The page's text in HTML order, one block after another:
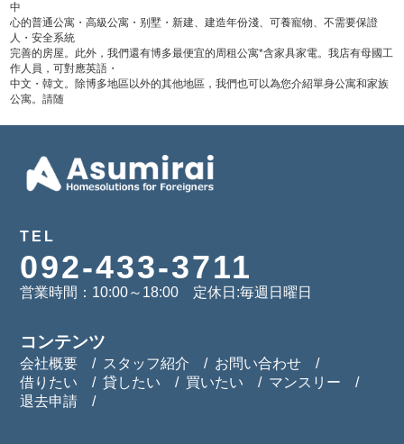
中
心的普通公寓・高級公寓・别墅・新建、建造年份淺、可養寵物、不需要保證
人・安全系統
完善的房屋。此外，我們還有博多最便宜的周租公寓*含家具家電。我店有母國工
作人員，可對應英語・
中文・韓文。除博多地區以外的其他地區，我們也可以為您介紹單身公寓和家族
公寓。請随
TEL
092-433-3711
営業時間：10:00～18:00 定休日:毎週日曜日
コンテンツ
会社概要 スタッフ紹介
お問い合わせ
借りたい
貸したい 買いたい
マンスリー
退去申請